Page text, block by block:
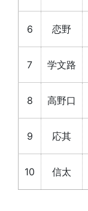
6 恋野
7 学文路
8 高野口
9 応其
10 信太